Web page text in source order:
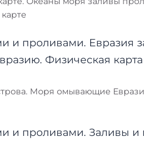
Моря омывающие